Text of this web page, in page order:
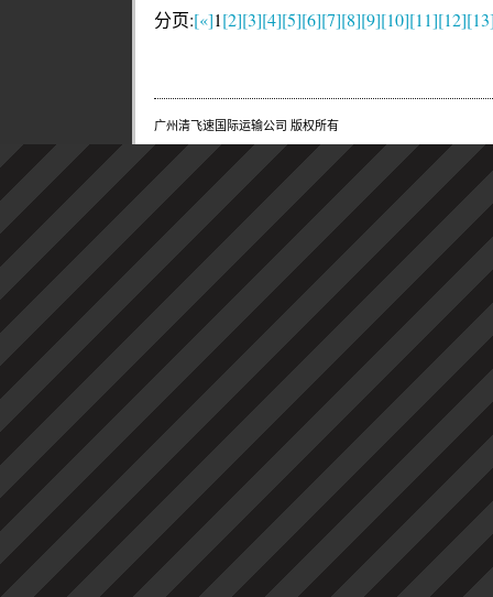
分页:[«]1[2][3][4][5][6][7][8][9][10][11][12]
广州清飞速国际运输公司 版权所有